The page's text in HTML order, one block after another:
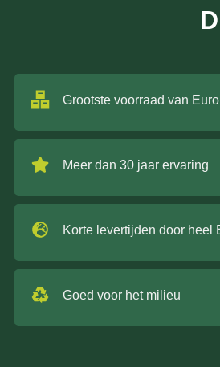
Grootste voorraad van
Meer dan 30 jaar ervaring
Korte levertijden door heel
Goed voor het milieu